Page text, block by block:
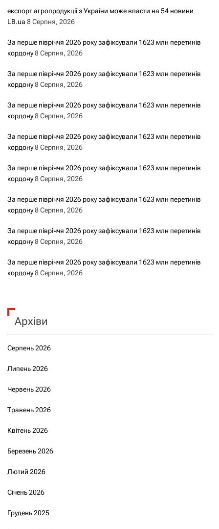
експорт агропродукції з України може впасти на 54 новини
LB.ua 8 Серпня, 2026
За перше півріччя 2026 року зафіксували 1623 млн перетинів
кордону8 Серпня, 2026
За перше півріччя 2026 року зафіксували 1623 млн перетинів
кордону8 Серпня, 2026
За перше півріччя 2026 року зафіксували 1623 млн перетинів
кордону8 Серпня, 2026
За перше півріччя 2026 року зафіксували 1623 млн перетинів
кордону8 Серпня, 2026
За перше півріччя 2026 року зафіксували 1623 млн перетинів
кордону8 Серпня, 2026
За перше півріччя 2026 року зафіксували 1623 млн перетинів
кордону8 Серпня, 2026
За перше півріччя 2026 року зафіксували 1623 млн перетинів
кордону8 Серпня, 2026
За перше півріччя 2026 року зафіксували 1623 млн перетинів
кордону8 Серпня, 2026
Архіви
Серпень 2026
Липень 2026
Червень 2026
Травень 2026
Квітень 2026
Березень 2026
Лютий 2026
Січень 2026
Грудень 2025